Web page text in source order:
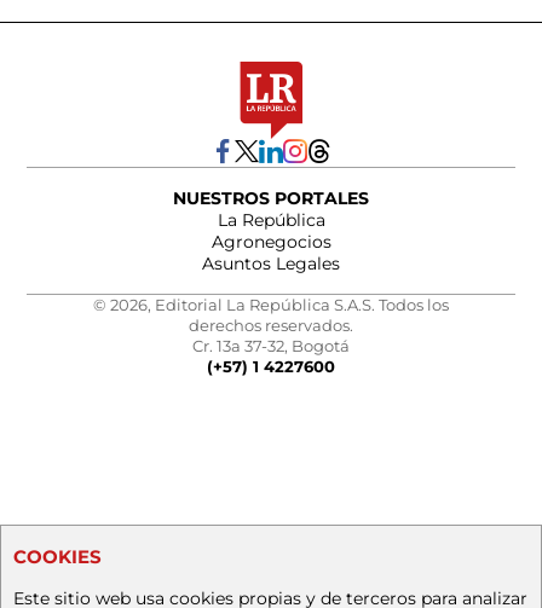
NUESTROS PORTALES
La República
Agronegocios
Asuntos Legales
© 2026, Editorial La República S.A.S. Todos los
derechos reservados.
Cr. 13a 37-32, Bogotá
(+57) 1 4227600
COOKIES
Este sitio web usa cookies propias y de terceros para analizar